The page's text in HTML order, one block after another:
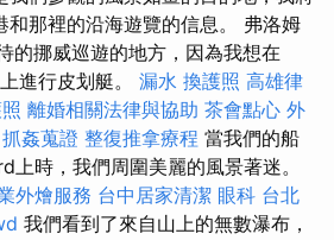
和那裡的沿海遊覽的信息。 弗洛姆
的挪威巡遊的地方，因為我想在
進行皮划艇。 漏水 換護照 高雄律
離婚相關法律與協助 茶會點心 外
抓姦蒐證 整復推拿療程 當我們的船
時，我們周圍美麗的風景著迷。
外燴服務 台中居家清潔 眼科 台北
我們看到了來自山上的無數瀑布，